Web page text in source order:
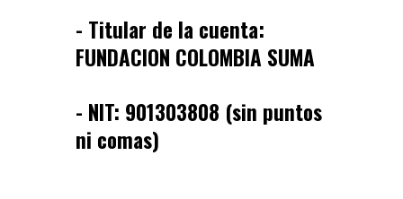
- Titular de la cuenta:
FUNDACION COLOMBIA SUMA
- NIT: 901303808 (sin puntos
ni comas)